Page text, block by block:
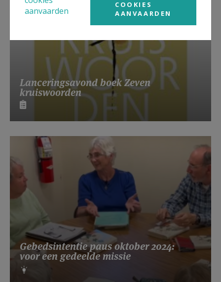
Lanceringsavond boek Zeven
kruiswoorden
Gebedsintentie paus oktober 2024:
voor een gedeelde missie
aanvaarden
COOKIES
AANVAARDEN